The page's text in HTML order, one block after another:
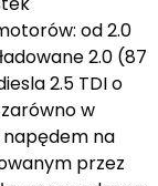
od 2.0
2.0 (87
2.5 TDI o
w
na
przez